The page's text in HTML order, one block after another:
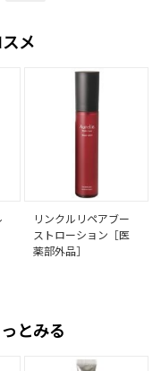
メ
リンクルリペアブー
ストローション［医
薬部外品］
とみる